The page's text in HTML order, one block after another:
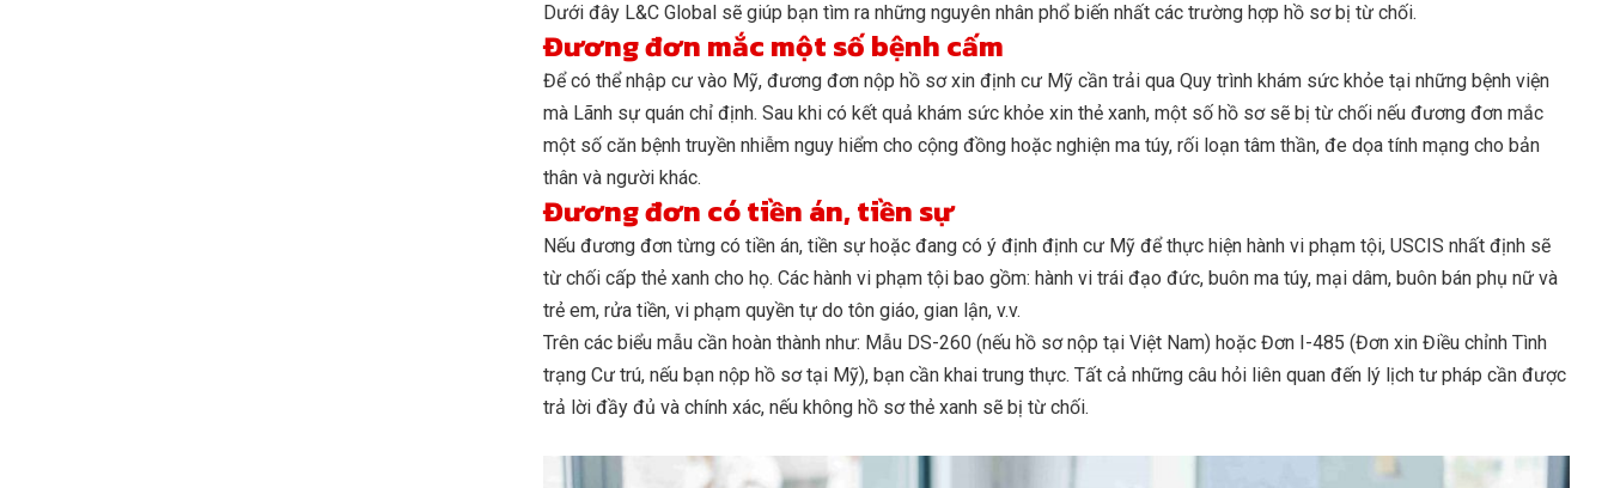
Dưới đây L&C Global sẽ giúp bạn tìm ra những nguyên nhân phổ biến nhất các trường hợp hồ sơ bị từ chối.
Đương đơn mắc một số bệnh cấm
Để có thể nhập cư vào Mỹ, đương đơn nộp hồ sơ xin định cư Mỹ cần trải qua Quy trình khám sức khỏe tại những bệnh viện
mà Lãnh sự quán chỉ định. Sau khi có kết quả khám sức khỏe xin thẻ xanh, một số hồ sơ sẽ bị từ chối nếu đương đơn mắc
một số căn bệnh truyền nhiễm nguy hiểm cho cộng đồng hoặc nghiện ma túy, rối loạn tâm thần, đe dọa tính mạng cho bản
thân và người khác.
Đương đơn có tiền án, tiền sự
Nếu đương đơn từng có tiền án, tiền sự hoặc đang có ý định định cư Mỹ để thực hiện hành vi phạm tội, USCIS nhất định sẽ
từ chối cấp thẻ xanh cho họ. Các hành vi phạm tội bao gồm: hành vi trái đạo đức, buôn ma túy, mại dâm, buôn bán phụ nữ và
trẻ em, rửa tiền, vi phạm quyền tự do tôn giáo, gian lận, v.v.
Trên các biểu mẫu cần hoàn thành như: Mẫu DS-260 (nếu hồ sơ nộp tại Việt Nam) hoặc Đơn I-485 (Đơn xin Điều chỉnh Tình
trạng Cư trú, nếu bạn nộp hồ sơ tại Mỹ), bạn cần khai trung thực. Tất cả những câu hỏi liên quan đến lý lịch tư pháp cần được
trả lời đầy đủ và chính xác, nếu không hồ sơ thẻ xanh sẽ bị từ chối.